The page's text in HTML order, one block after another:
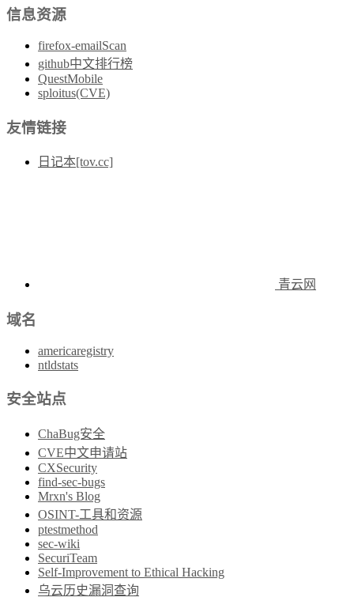
信息资源
firefox-emailScan
github中文排行榜
QuestMobile
sploitus(CVE)
友情链接
日记本[tov.cc]
青云网
域名
americaregistry
ntldstats
安全站点
ChaBug安全
CVE中文申请站
CXSecurity
find-sec-bugs
Mrxn's Blog
OSINT-工具和资源
ptestmethod
sec-wiki
SecuriTeam
Self-Improvement to Ethical Hacking
乌云历史漏洞查询